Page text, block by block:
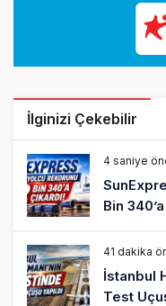
İlginizi Çekebilir
4 saniye
Bin
41 dakika
İstanbul
Test